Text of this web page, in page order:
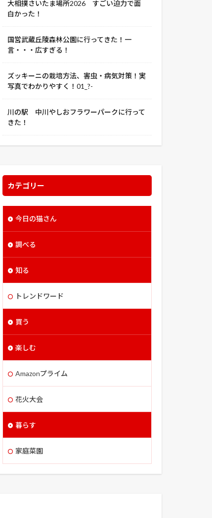
大相撲さいたま場所2026 すごい迫力で面
白かった！
国営武蔵丘陵森林公園に行ってきた！一
言・・・広すぎる！
ズッキーニの栽培方法、害虫・病気対策！実
写真でわかりやすく！01_?-
川の駅 中川やしおフラワーパークに行って
きた！
カテゴリー
今日の猫さん
調べる
知る
トレンドワード
買う
楽しむ
Amazonプライム
花火大会
暮らす
家庭菜園